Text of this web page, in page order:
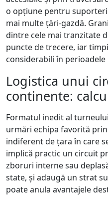
o opțiune pentru
mai multe țări-gazdă.
dintre cele mai tranzitate
puncte de trecere, iar
considerabili în
Logistica unui
continente:
Formatul inedit al
urmări echipa favorită
indiferent de țara în care
implică practic un circuit
zboruri interne sau
state, și adaugă un strat
poate anula avantajele